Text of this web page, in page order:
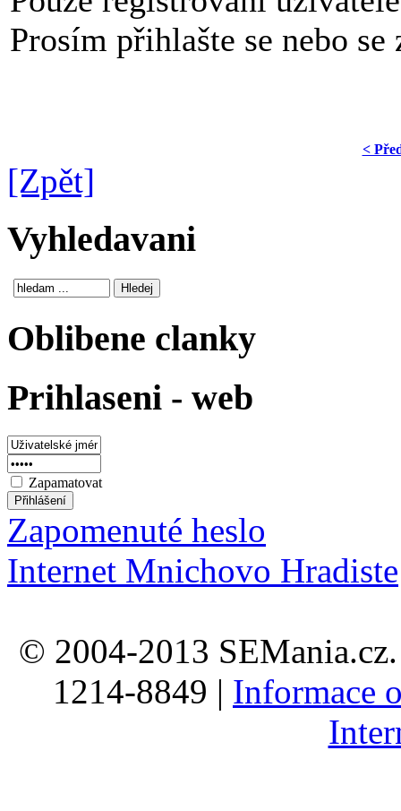
Prosím přihlašte se nebo
<
[Zpět]
Vyhledavani
Oblibene clanky
Prihlaseni - web
Zapamatovat
Zapomenuté heslo
Internet Mnichovo Hradiste
© 2004-2013
1214-8849 | Informace